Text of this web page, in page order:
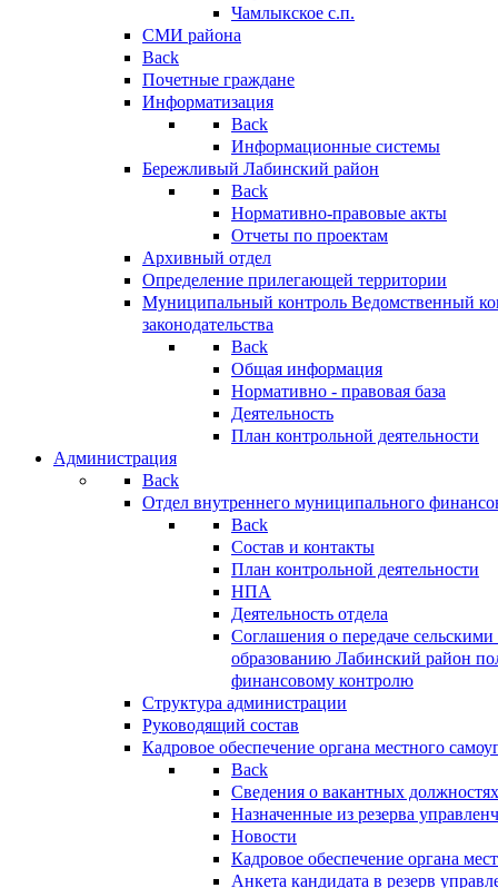
Чамлыкское с.п.
СМИ района
Back
Почетные граждане
Информатизация
Back
Информационные системы
Бережливый Лабинский район
Back
Нормативно-правовые акты
Отчеты по проектам
Архивный отдел
Определение прилегающей территории
Муниципальный контроль Ведомственный
законодательства
Back
Общая информация
Нормативно - правовая база
Деятельность
План контрольной деятельности
Администрация
Back
Отдел внутреннего муниципального
Back
Состав и контакты
План контрольной деятельности
НПА
Деятельность отдела
Соглашения о передаче
образованию Лабинский район
финансовому контролю
Структура администрации
Руководящий состав
Кадровое обеспечение органа местного
Back
Сведения о вакантных
Назначенные из резерва
Новости
Кадровое обеспечение органа
Анкета кандидата в резерв